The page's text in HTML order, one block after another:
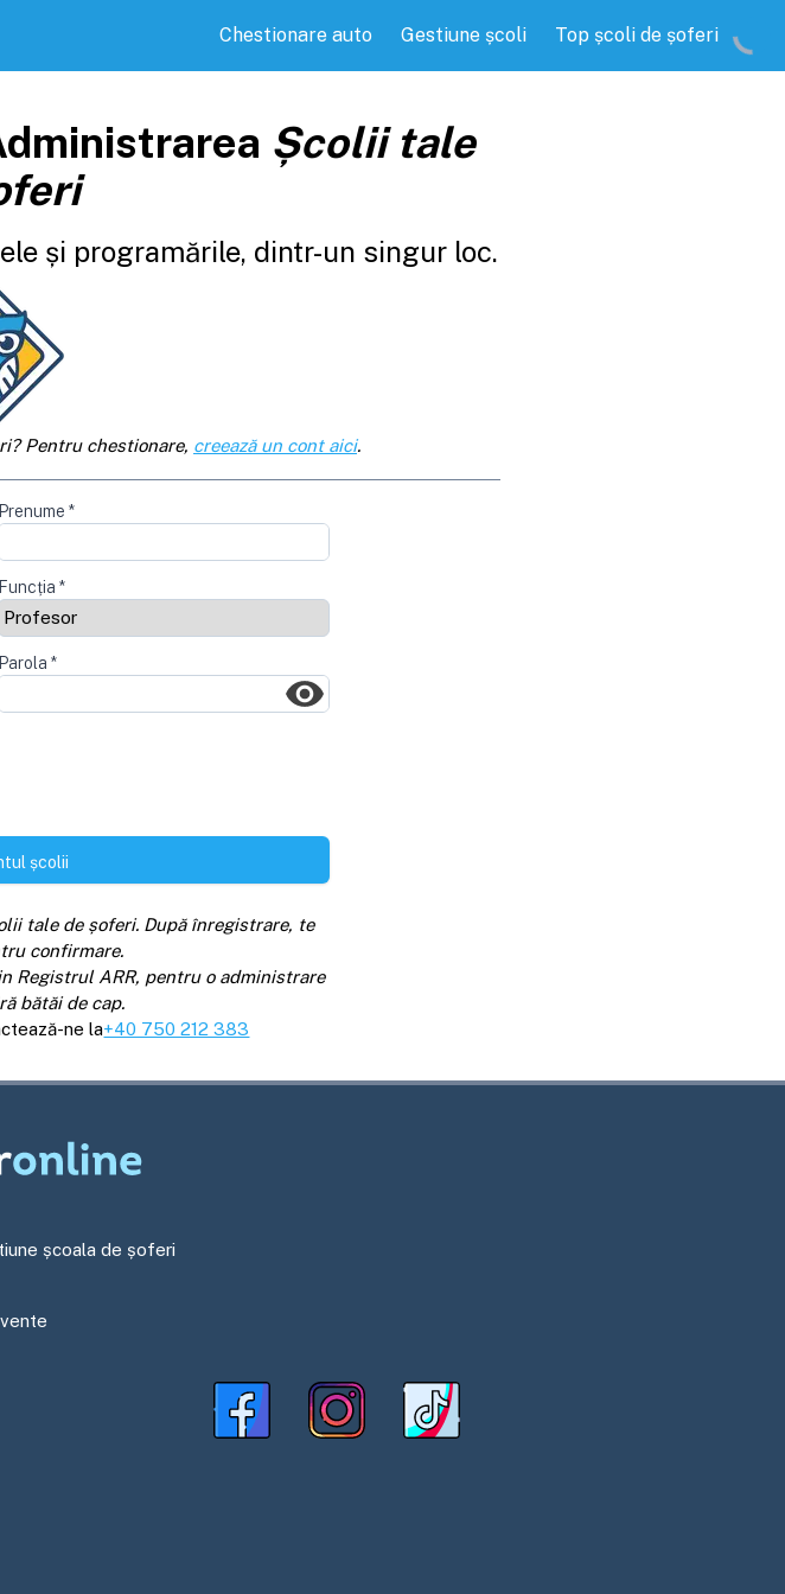
Chestionare auto Gestiune școli Top școli de șoferi
Școlii tale
și programările, dintr-un singur loc.
Pentru chestionare, creează un cont aici.
Prenume *
Funcția *
Parola *
școlii
tale de șoferi. După înregistrare, te
confirmare.
Registrul ARR, pentru o administrare
bătăi de cap.
ne la+40 750 212 383
școala de șoferi